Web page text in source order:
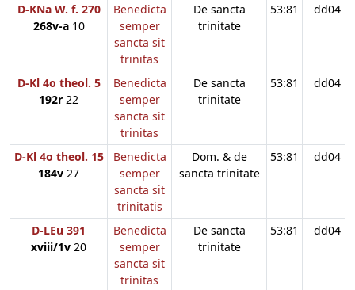
D-KNa W. f. 270
268v-a10
Benedicta
semper
sancta sit
trinitas
De sancta
trinitate
53:81 dd04
D-Kl 4o theol. 5
192r 22
Benedicta
semper
sancta sit
trinitas
De sancta
trinitate
53:81 dd04
D-Kl 4o theol. 15
184v 27
Benedicta
semper
sancta sit
trinitatis
Dom. & de
sancta trinitate
53:81 dd04
D-LEu 391
xviii/1v 20
Benedicta
semper
sancta sit
trinitas
De sancta
trinitate
53:81 dd04